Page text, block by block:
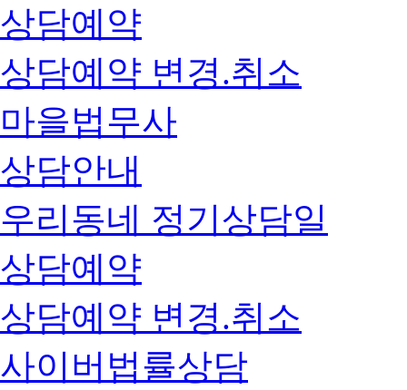
상담예약
상담예약 변경.취소
마을법무사
상담안내
우리동네 정기상담일
상담예약
상담예약 변경.취소
사이버법률상담